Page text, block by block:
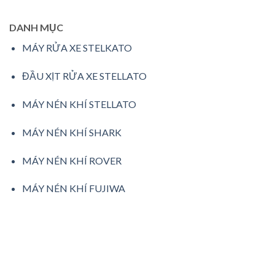
DANH MỤC
MÁY RỬA XE STELKATO
ĐẦU XỊT RỬA XE STELLATO
MÁY NÉN KHÍ STELLATO
MÁY NÉN KHÍ SHARK
MÁY NÉN KHÍ ROVER
MÁY NÉN KHÍ FUJIWA